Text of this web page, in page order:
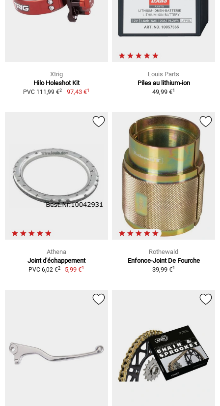
Xtrig
Hilo Holeshot Kit
PVC 111,99 €2 97,43 €1
Louis Parts
Piles au lithium-ion
49,99 €1
Athena
Joint d'échappement
PVC 6,02 €2 5,99 €1
Rothewald
Enfonce-Joint De Fourche
39,99 €1